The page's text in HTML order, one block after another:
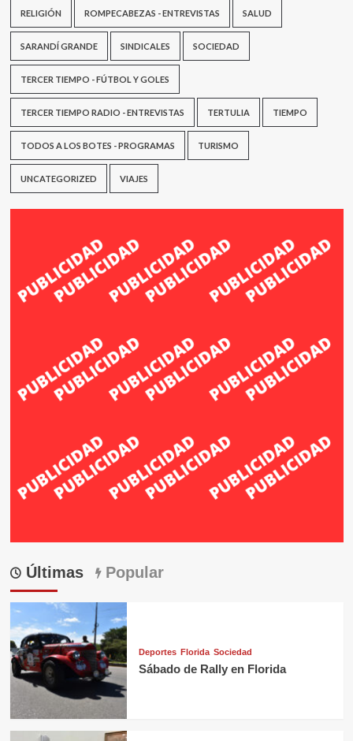
RELIGIÓN ROMPECABEZAS - ENTREVISTAS SALUD
SARANDÍ GRANDE SINDICALES SOCIEDAD
TERCER TIEMPO - FÚTBOL Y GOLES
TERCER TIEMPO RADIO - ENTREVISTAS TERTULIA TIEMPO
TODOS A LOS BOTES - PROGRAMAS TURISMO
UNCATEGORIZED VIAJES
Últimas Popular
Deportes Florida Sociedad
Sábado de Rally en Florida